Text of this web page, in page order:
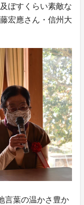
ぼすくらい素敵な
宏應さん・信州大
言葉の温かさ豊か